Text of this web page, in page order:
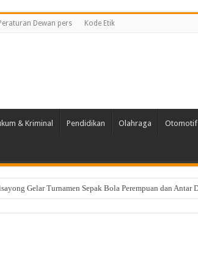
Dewan pers Kode Etik
& Kriminal Pendidikan Olahraga Otomotif
Gelar Turnamen Sepak Bola Perempuan dan Antar
HUT RI ke-81 Dengan Semangat Gotong Royong